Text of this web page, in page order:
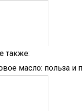
также:
масло: польза и